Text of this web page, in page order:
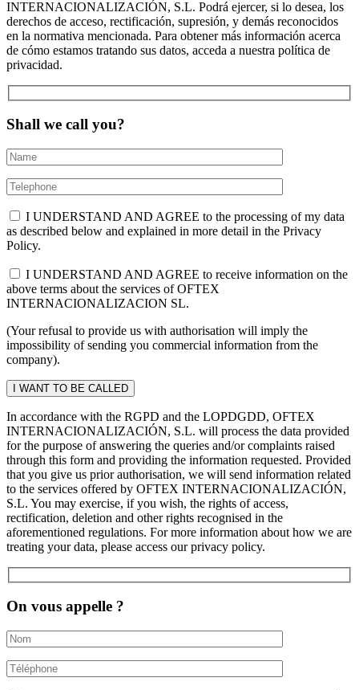
INTERNACIONALIZACIÓN, S.L. Podrá ejercer, si lo desea, los
derechos de acceso, rectificación, supresión, y demás reconocidos
en la normativa mencionada. Para obtener más información acerca
de cómo estamos tratando sus datos, acceda a nuestra política de
privacidad.
Shall we call you?
I UNDERSTAND AND AGREE to the processing of my data
as described below and explained in more detail in the Privacy
Policy.
I UNDERSTAND AND AGREE to receive information on the
above terms about the services of OFTEX
INTERNACIONALIZACION SL.
(Your refusal to provide us with authorisation will imply the
impossibility of sending you commercial information from the
company).
In accordance with the RGPD and the LOPDGDD, OFTEX
INTERNACIONALIZACIÓN, S.L. will process the data provided
for the purpose of answering the queries and/or complaints raised
through this form and providing the information requested. Provided
that you give us prior authorisation, we will send information related
to the services offered by OFTEX INTERNACIONALIZACIÓN,
S.L. You may exercise, if you wish, the rights of access,
rectification, deletion and other rights recognised in the
aforementioned regulations. For more information about how we are
treating your data, please access our privacy policy.
On vous appelle ?